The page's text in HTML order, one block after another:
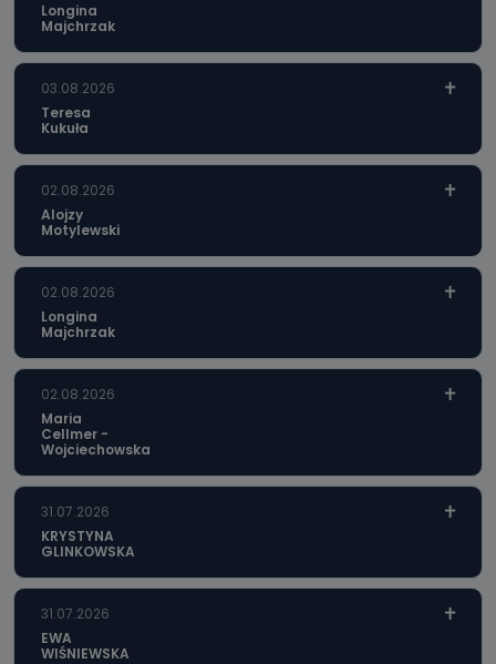
Longina
Majchrzak
03.08.2026
Teresa
Kukuła
02.08.2026
Alojzy
Motylewski
02.08.2026
Longina
Majchrzak
02.08.2026
Maria
Cellmer -
Wojciechowska
31.07.2026
KRYSTYNA
GLINKOWSKA
31.07.2026
EWA
WIŚNIEWSKA